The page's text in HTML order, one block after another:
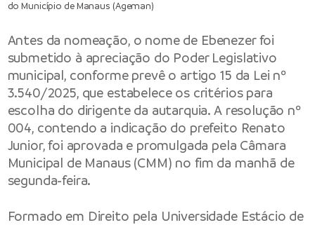
do Município de Manaus (Ageman)
Antes da nomeação, o nome de Ebenezer foi
submetido à apreciação do Poder Legislativo
municipal, conforme prevê o artigo 15 da Lei nº
3.540/2025, que estabelece os critérios para
escolha do dirigente da autarquia. A resolução nº
004, contendo a indicação do prefeito Renato
Junior, foi aprovada e promulgada pela Câmara
Municipal de Manaus (CMM) no fim da manhã de
segunda-feira.
Formado em Direito pela Universidade Estácio de